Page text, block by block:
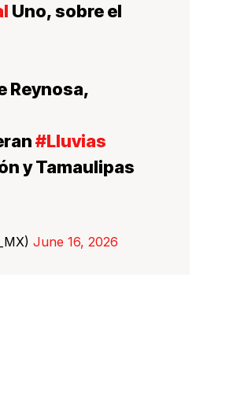
Uno, sobre el
Reynosa,
#Lluvias
y Tamaulipas
June 16, 2026